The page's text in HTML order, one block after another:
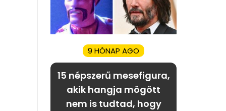
9 HÓNAP AGO
15 népszerű mesefigura,
akik hangja mögött
nem is tudtad, hogy